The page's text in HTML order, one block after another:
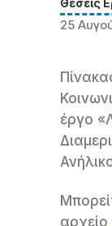
Θέσεις
25
έργο
αρχείο